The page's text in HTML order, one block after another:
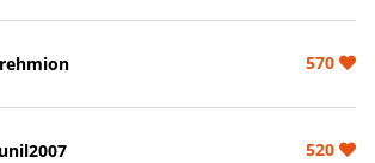
570
520